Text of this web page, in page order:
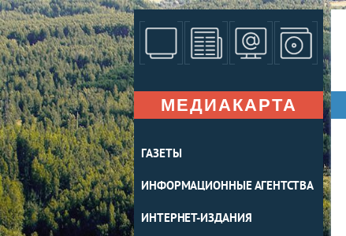
МЕДИАКАРТА
ГАЗЕТЫ
ИНФОРМАЦИОННЫЕ АГЕНТСТВА
ИНТЕРНЕТ-ИЗДАНИЯ